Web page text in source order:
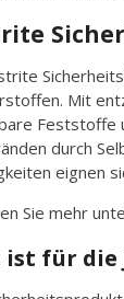
Mit
Feststoffe
durch
eignen
Sie mehr
ist für